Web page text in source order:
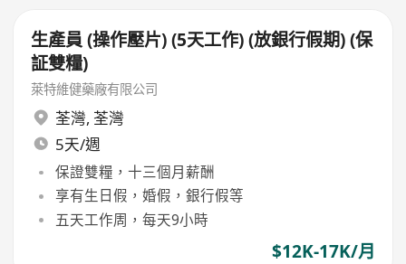
生產員 (操作壓片) (5天工作) (放銀行假期) (保
証雙糧)
萊特維健藥廠有限公司
荃灣, 荃灣
5天/週
保證雙糧，十三個月薪酬
享有生日假，婚假，銀行假等
五天工作周，每天9小時
$12K-17K/月